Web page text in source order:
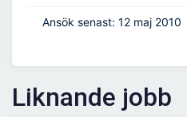
Ansök senast: 12 maj 2010
Liknande jobb